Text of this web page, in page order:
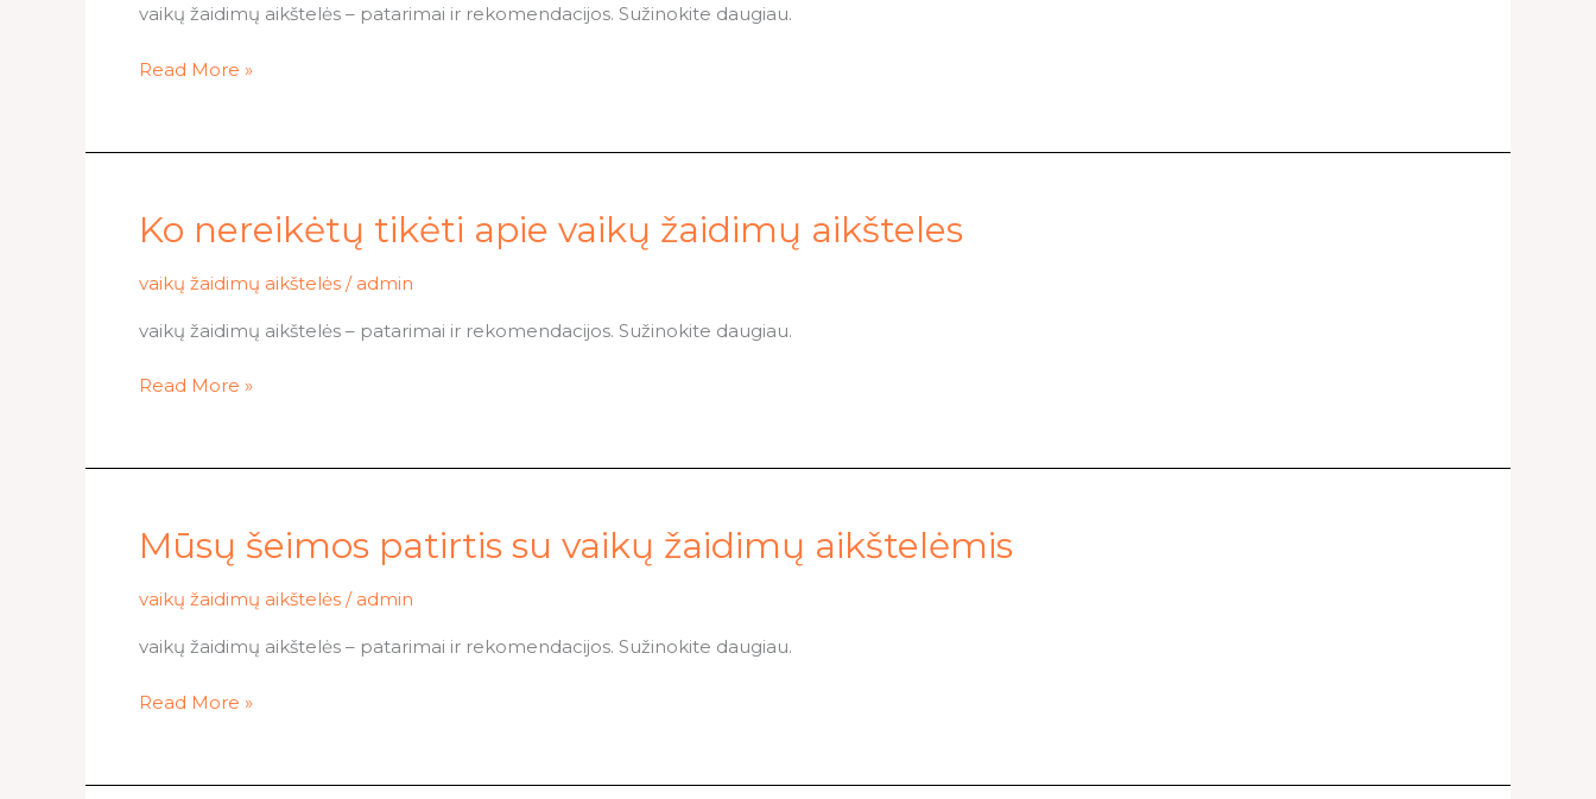
vaikų žaidimų aikštelės – patarimai ir rekomendacijos. Sužinokite daugiau.
pasirinkimai
Read More »
Ko nereikėtų tikėti apie vaikų žaidimų aikšteles
vaikų žaidimų aikštelės / admin
vaikų žaidimų aikštelės – patarimai ir rekomendacijos. Sužinokite daugiau.
Ko
nereikėtų
tikėti
vaikų
aikšteles
Read More »
Mūsų šeimos patirtis su vaikų žaidimų aikštelėmis
vaikų žaidimų aikštelės / admin
vaikų žaidimų aikštelės – patarimai ir rekomendacijos. Sužinokite daugiau.
Mūsų
šeimos
patirtis
vaikų
aikštelėmis
Read More »